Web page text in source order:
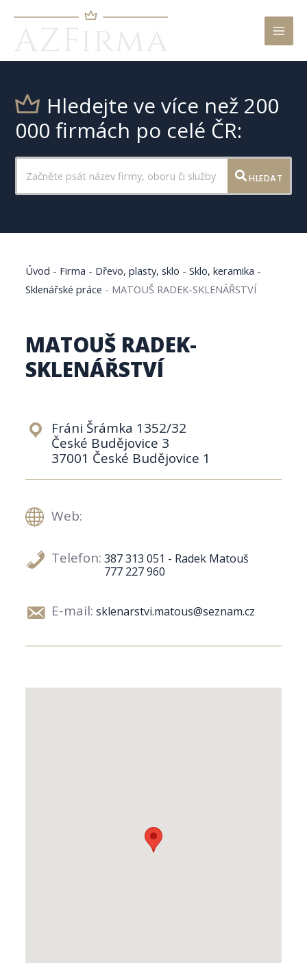
Hledejte ve více než 200
000 firmách po celé ČR:
HLEDAT
Úvod - Firma - Dřevo, plasty, sklo -Sklo, keramika -
Sklenářské práce - MATOUŠ RADEK-SKLENÁŘSTVÍ
MATOUŠ RADEK-
SKLENÁŘSTVÍ
Fráni Šrámka 1352/32
České Budějovice 3
37001 České Budějovice 1
Web:
Telefon: 387 313 051 - Radek Matouš
777 227 960
E-mail: sklenarstvi.matous@seznam.cz